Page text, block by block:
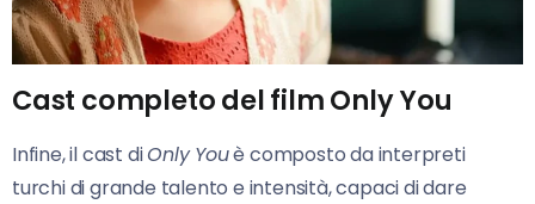
Cast completo del film Only You
Infine, il cast diOnly Youè composto da interpreti
turchi di grande talento e intensità, capaci di dare